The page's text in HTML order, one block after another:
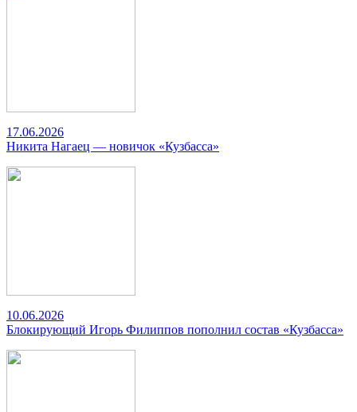
17.06.2026
Никита Нагаец — новичок «Кузбасса»
10.06.2026
Блокирующий Игорь Филиппов пополнил состав «Кузбасса»